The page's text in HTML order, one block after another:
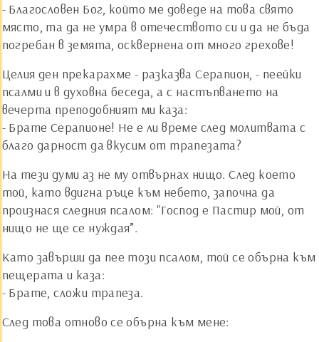
- Благословен Бог, който ме доведе на това свято
място, та да не умра в отечеството си и да не бъда
погребан в земята, осквернена от много грехове!
Целия ден прекарахме - разказва Серапион, - пеейки
псалми и в духовна беседа, а с настъпването на
вечерта преподобният ми каза:
- Брате Серапионе! Не е ли време след молитвата с
благо дарност да вкусим от трапезата?
На тези думи аз не му отвърнах нищо. След което
той, като вдигна ръце към небето, започна да
произнася следния псалом: "Господ е Пастир мой, от
нищо не ще се нуждая”.
Като завърши да пее този псалом, той се обърна към
пещерата и каза:
- Брате, сложи трапеза.
След това отново се обърна към мене: